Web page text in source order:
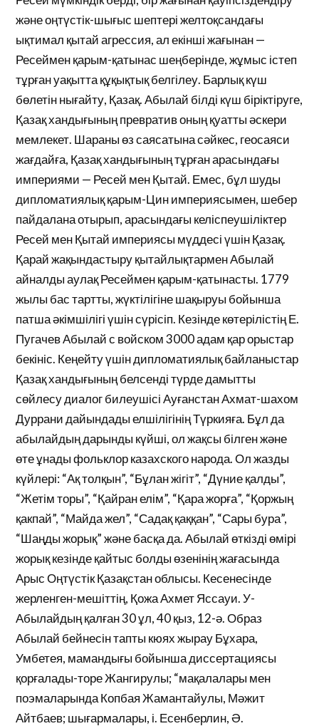
және оңтүстік-шығыс шептері желтоқсандағы
ықтимал қытай агрессия, ал екінші жағынан —
Ресеймен қарым-қатынас шеңберінде, жұмыс істеп
тұрған уақытта құқықтық белгілеу. Барлық күш
бөлетін нығайту, Қазақ. Абылай білді күш біріктіруге,
Қазақ хандығының превратив оның қуатты әскери
мемлекет. Шараны өз саясатына сәйкес, геосаяси
жағдайға, Қазақ хандығының тұрған арасындағы
империями — Ресей мен Қытай. Емес, бұл шуды
дипломатиялық қарым-Цин империясымен, шебер
пайдалана отырып, арасындағы келіспеушіліктер
Ресей мен Қытай империясы мүддесі үшін Қазақ.
Қарай жақындастыру қытайлықтармен Абылай
айналды аулақ Ресеймен қарым-қатынасты. 1779
жылы бас тартты, жүктілігіне шақыруы бойынша
патша әкімшілігі үшін сүрісіп. Кезінде көтерілістің Е.
Пугачев Абылай с войском 3000 адам қар орыстар
бекініс. Кеңейту үшін дипломатиялық байланыстар
Қазақ хандығының белсенді түрде дамытты
сөйлесу диалог билеушісі Ауғанстан Ахмат-шахом
Дуррани дайындады елшілігінің Түркияға. Бұл да
абылайдың дарынды күйші, ол жақсы білген және
өте ұнады фольклор казахского народа. Ол жазды
күйлері: “Ақ толқын”, “Бұлан жігіт”, “Дүние қалды”,
“Жетім торы”, “Қайран елім”, “Қара жорға”, “Қоржың
қакпай”, “Майда жел”, “Садақ қаққан”, “Сары бура”,
“Шаңды жорық” және басқа да. Абылай өткізді өмірі
жорық кезінде қайтыс болды өзенінің жағасында
Арыс Оңтүстік Қазақстан облысы. Кесенесінде
жерленген-мешіттің, Қожа Ахмет Яссауи. У-
Абылайдың қалған 30 ұл, 40 қыз, 12-ә. Образ
Абылай бейнесін тапты кюях жырау Бұхара,
Умбетея, мамандығы бойынша диссертациясы
қорғалады-торе Жангирулы; “мақалалары мен
поэмаларында Копбая Жамантайулы, Мәжит
Айтбаев; шығармалары, і. Есенберлин, Ә.